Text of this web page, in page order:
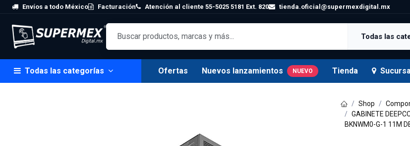
Skip to Content
Envíos a todo México Facturación Atención al cliente 55-5025 5181 Ext. 820 tienda.oficial@supermexdigital.mx
Todas las
Todas las categorías Ofertas Nuevos lanzamientos NUEVO Tienda
Shop
GABINETE
BKNWM0-G-1 11M